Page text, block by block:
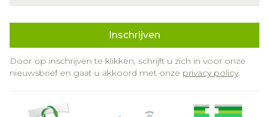
Inschrijven
Door op inschrijven te klikken, schrijft u zich in voor onze
nieuwsbrief en gaat u akkoord met onze privacy policy.